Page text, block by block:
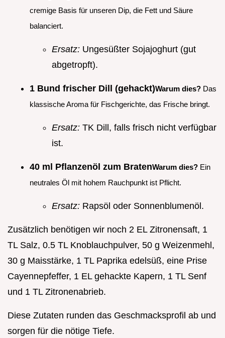
cremige Basis für unseren Dip, die Fett und Säure
balanciert.
Ersatz: Ungesüßter Sojajoghurt (gut
abgetropft).
1 Bund frischer Dill (gehackt)Warum dies? Das
klassische Aroma für Fischgerichte, das Frische bringt.
Ersatz: TK Dill, falls frisch nicht verfügbar
ist.
40 ml Pflanzenöl zum BratenWarum dies? Ein
neutrales Öl mit hohem Rauchpunkt ist Pflicht.
Ersatz: Rapsöl oder Sonnenblumenöl.
Zusätzlich benötigen wir noch 2 EL Zitronensaft, 1
TL Salz, 0.5 TL Knoblauchpulver, 50 g Weizenmehl,
30 g Maisstärke, 1 TL Paprika edelsüß, eine Prise
Cayennepfeffer, 1 EL gehackte Kapern, 1 TL Senf
und 1 TL Zitronenabrieb.
Diese Zutaten runden das Geschmacksprofil ab und
sorgen für die nötige Tiefe.